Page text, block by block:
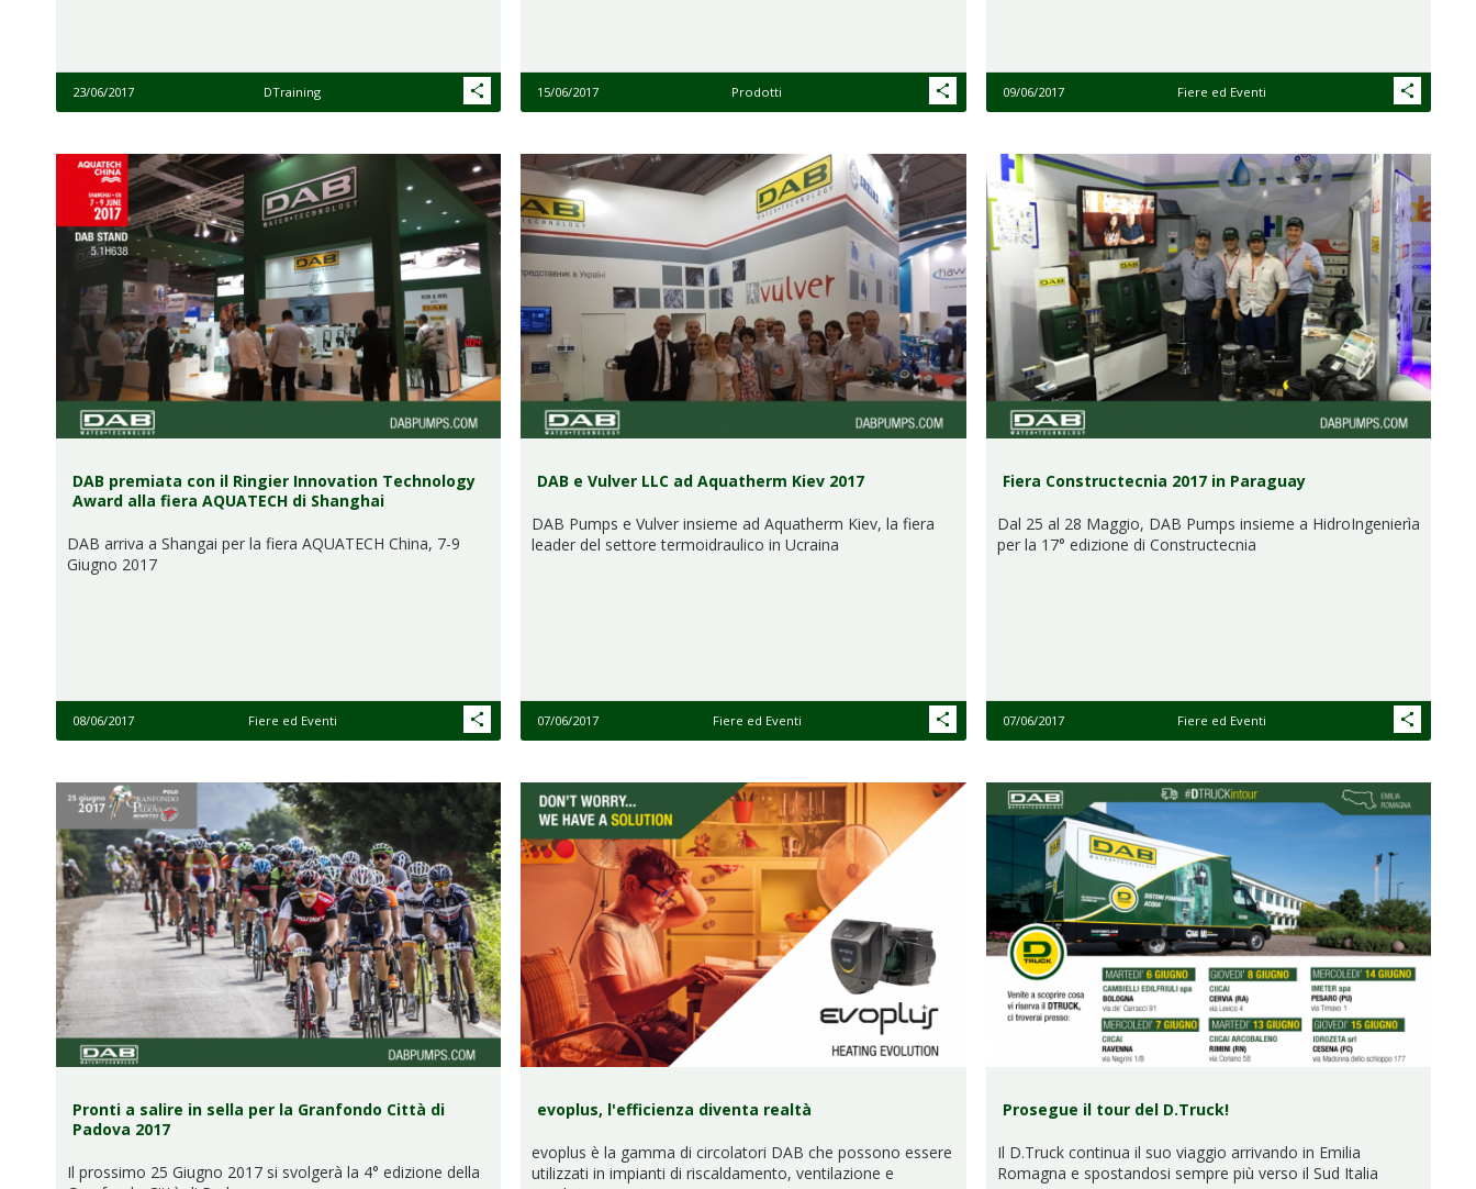
23/06/2017 DTraining 15/06/2017 Prodotti 09/06/2017 Fiere ed Eventi
DAB premiata con il Ringier Innovation Technology
Award alla fiera AQUATECH di Shanghai
DAB arriva a Shangai per la fiera AQUATECH China, 7-9
Giugno 2017
08/06/2017 Fiere ed Eventi
DAB e Vulver LLC ad Aquatherm Kiev 2017
DAB Pumps e Vulver insieme ad Aquatherm Kiev, la fiera
leader del settore termoidraulico in Ucraina
07/06/2017 Fiere ed Eventi
Fiera Constructecnia 2017 in Paraguay
Dal 25 al 28 Maggio, DAB Pumps insieme a HidroIngenierìa
per la 17° edizione di Constructecnia
07/06/2017 Fiere ed Eventi
Pronti a salire in sella per la Granfondo Città di
Padova 2017
Il prossimo 25 Giugno 2017 si svolgerà la 4° edizione della
evoplus, l'efficienza diventa realtà
evoplus è la gamma di circolatori DAB che possono essere
utilizzati in impianti di riscaldamento, ventilazione e
Prosegue il tour del D.Truck!
Il D.Truck continua il suo viaggio arrivando in Emilia
Romagna e spostandosi sempre più verso il Sud Italia